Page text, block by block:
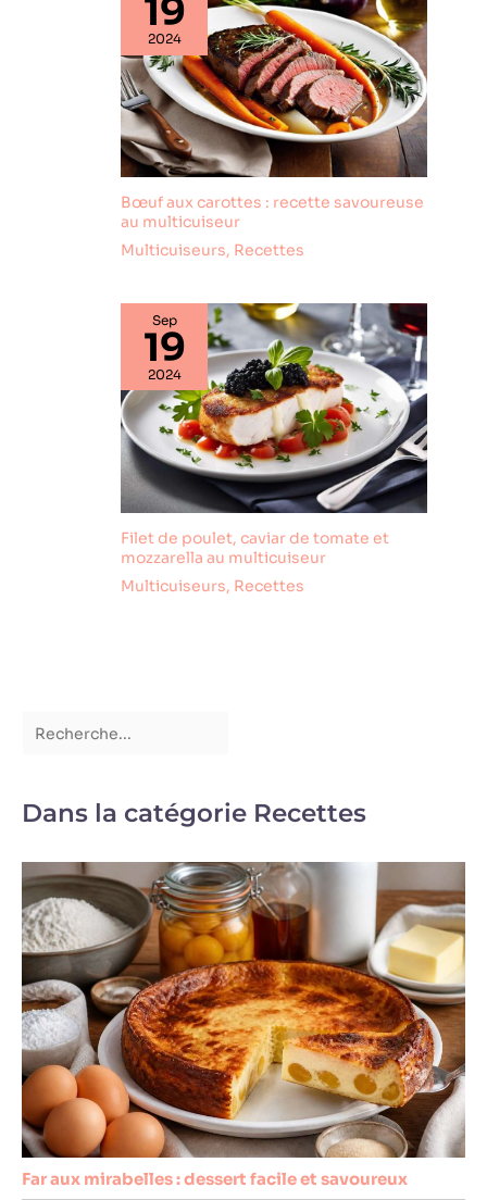
d'assiettes en grès
avec émail réactif
est fait main et
chaque pièce est
unique.
bol à céréales, bol à
sauce, ou pour les
bonbons, la glace,
les céréales, les
antipastis, les
épices et bien plus
encore Élégant -
Forme claire et
mélange de
design moderne et
toucher robuste
rend les assiettes
creuses si
spéciales. Grâce à
l'émail réactif,
chaque assiette est
unique Idée cadeau
: dans un élégant
coffret cadeau, la
Moritz est
également idéale
comme cadeau ou
19
2024
Bœuf aux carottes : recette savoureuse
au multicuiseur
Multicuiseurs, Recettes
Sep
19
2024
Filet de poulet, caviar de tomate et
mozzarella au multicuiseur
Multicuiseurs, Recettes
Dans la catégorie Recettes
Far aux mirabelles : dessert facile et savoureux